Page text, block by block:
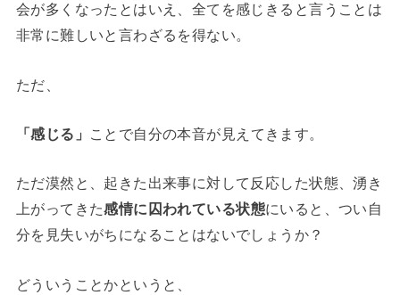
会が多くなったとはいえ、全てを感じきると言うことは
非常に難しいと言わざるを得ない。
ただ、
「感じる」 ことで自分の本音が見えてきます。
ただ漠然と、起きた出来事に対して反応した状態、湧き
上がってきた感情に囚われている状態にいると、つい自
分を見失いがちになることはないでしょうか？
どういうことかというと、